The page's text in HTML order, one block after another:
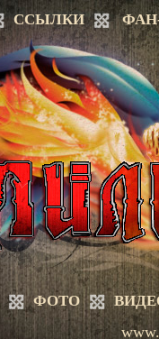
ССЫЛКИ
ФОТО